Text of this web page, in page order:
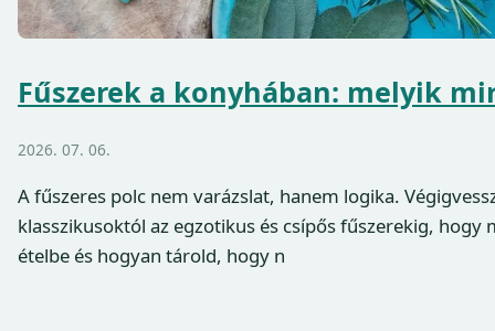
Fűszerek a konyhában: melyik
2026. 07. 06.
A fűszeres polc nem varázslat, hanem logika.
klasszikusoktól az egzotikus és csípős fűszerekig,
ételbe és hogyan tárold, hogy n